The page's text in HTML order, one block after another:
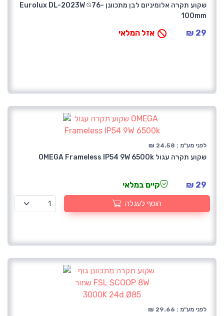
שקוע תקרה אלומיניום לבן מתכוונן Eurolux DL-2023W ⦰76-
100mm
29 ₪ אזל המלאי
לפני מע"מ : 24.58 ₪
שקוע תקרה עגול OMEGA Frameless IP54 9W 6500k
29 ₪ קיים במלאי
הוסף לעגלה
לפני מע"מ : 29.66 ₪